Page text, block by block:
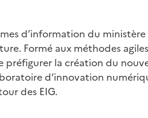
d’information du
Formé aux méthodes
préfigurer la création du
d’innovation
des EIG.